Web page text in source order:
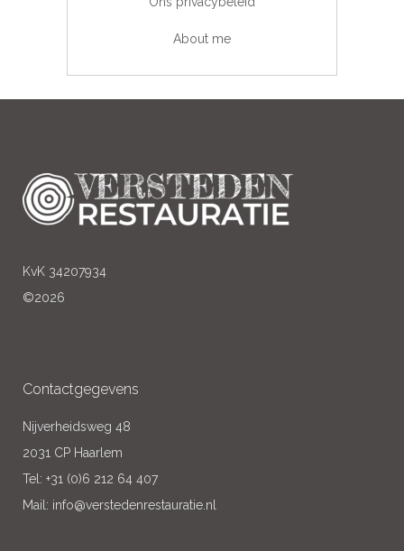
About me
KvK 34207934
©2026
Contactgegevens
Nijverheidsweg 48
2031 CP Haarlem
Tel: +31 (0)6 212 64 407
Mail: info@verstedenrestauratie.nl